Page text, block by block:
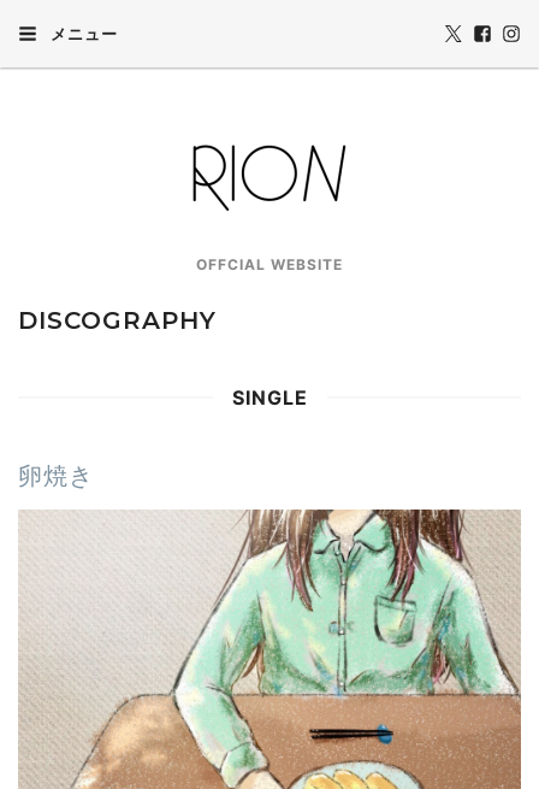
メニュー
OFFCIAL WEBSITE
DISCOGRAPHY
SINGLE
卵焼き